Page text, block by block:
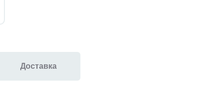
Доставка